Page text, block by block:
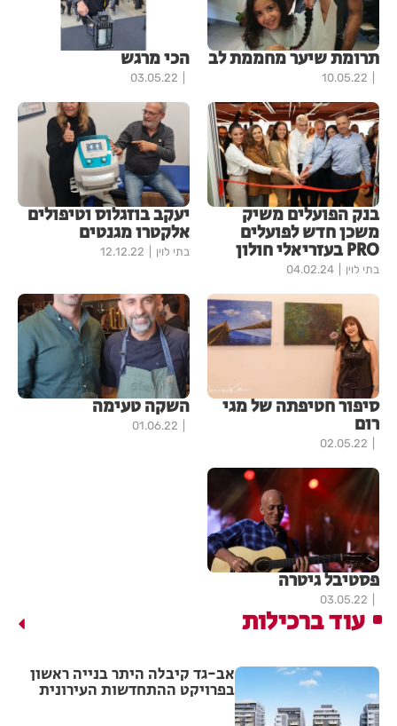
תרומת שיער מחממת לב
10.05.22
הכי מרגש
03.05.22
בנק הפועלים משיק
משכן חדש לפועלים
PRO בעזריאלי חולון
בתי לוין 04.02.24
יעקב בוזגלוס וטיפולים
אלקטרו מגנטים
בתי לוין 12.12.22
סיפור חטיפתה של מגי
רום
02.05.22
השקה טעימה
01.06.22
פסטיבל גיטרה
03.05.22
עוד ברכילות
אב-גד קיבלה היתר בנייה ראשון
בפרויקט ההתחדשות העירונית